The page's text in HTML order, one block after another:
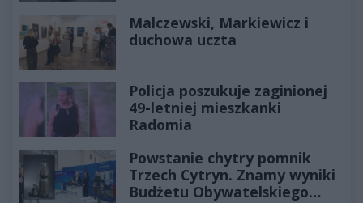
Malczewski, Markiewicz i
duchowa uczta
Policja poszukuje zaginionej
49-letniej mieszkanki
Radomia
Powstanie chytry pomnik
Trzech Cytryn. Znamy wyniki
Budżetu Obywatelskiego